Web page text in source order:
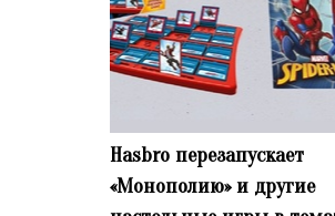
Hasbro перезапускает
«Монополию» и другие